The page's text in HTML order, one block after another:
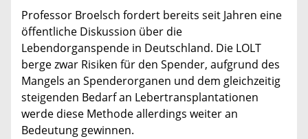
Professor Broelsch fordert bereits seit Jahren eine
öffentliche Diskussion über die
Lebendorganspende in Deutschland. Die LOLT
berge zwar Risiken für den Spender, aufgrund des
Mangels an Spenderorganen und dem gleichzeitig
steigenden Bedarf an Lebertransplantationen
werde diese Methode allerdings weiter an
Bedeutung gewinnen.